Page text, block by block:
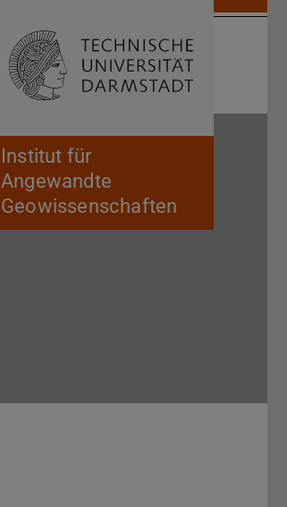
Institut für
Angewandte
Geowissenschaften
Suche öffnen